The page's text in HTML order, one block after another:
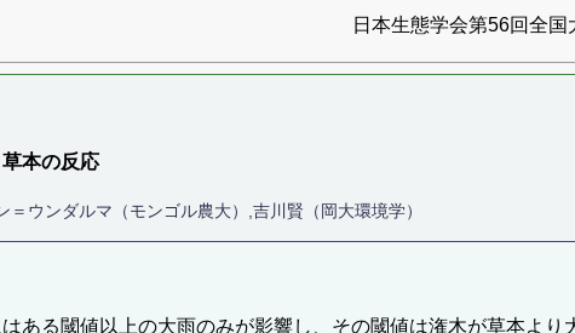
日本生態学会第56回全
本の反応
ウンダルマ（モンゴル農大）,吉川賢（岡大環境学）
ある閾値以上の大雨のみが影響し、その閾値は潅木が草本よ